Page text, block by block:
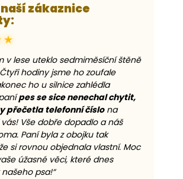
zákaznice
v lese uteklo sedmiměsíční štěně
hodiny jsme ho zoufale
ho u silnice zahlédla
pes se sice nenechal chytit,
přečetla telefonní číslona
Vše dobře dopadlo a náš
Paní byla z obojku tak
si rovnou objednala vlastní. Moc
úžasné věci, které dnes
psa!“